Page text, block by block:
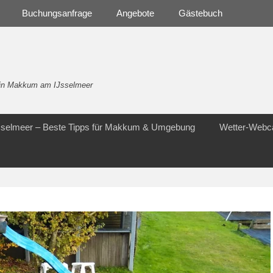
Buchungsanfrage Angebote Gästebuch
Makkum am IJsselmeer
– Beste Tipps für Makkum & Umgebung Wetter-